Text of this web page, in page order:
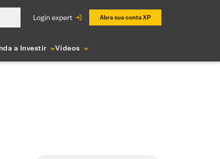
login expert Abra sua conta XP
a Investir Vídeos